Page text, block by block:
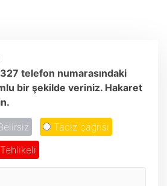
telefon numarasındaki
bir şekilde veriniz. Hakaret
Taciz çağrısı
Tehlikeli